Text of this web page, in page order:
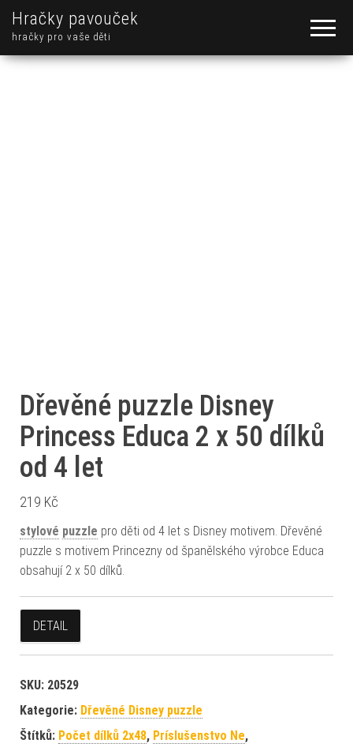
Hračky pavouček
hračky pro vaše děti
Dřevěné puzzle Disney
Princess Educa 2 x 50 dílků
od 4 let
219 Kč
stylové puzzle pro děti od 4 let s Disney motivem. Dřevěné
puzzle s motivem Princezny od španělského výrobce Educa
obsahují 2 x 50 dílků.
DETAIL
SKU: 20529
Kategorie: Dřevěné Disney puzzle
Štítků: Počet dílků 2x48, Príslušenstvo Ne,